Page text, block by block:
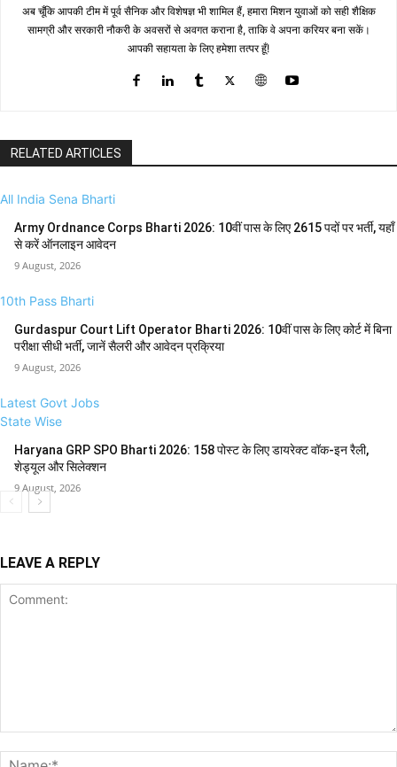
अब चूँकि आपकी टीम में पूर्व सैनिक और विशेषज्ञ भी शामिल हैं, हमारा मिशन युवाओं को सही शैक्षिक
सामग्री और सरकारी नौकरी के अवसरों से अवगत कराना है, ताकि वे अपना करियर बना सकें।
आपकी सहायता के लिए हमेशा तत्पर हूँ!
RELATED ARTICLES
All India Sena Bharti
Army Ordnance Corps Bharti 2026: 10वीं पास के लिए 2615 पदों पर भर्ती, यहाँ
से करें ऑनलाइन आवेदन
9 August, 2026
10th Pass Bharti
Gurdaspur Court Lift Operator Bharti 2026: 10वीं पास के लिए कोर्ट में बिना
परीक्षा सीधी भर्ती, जानें सैलरी और आवेदन प्रक्रिया
9 August, 2026
Latest Govt Jobs
State Wise
Haryana GRP SPO Bharti 2026: 158 पोस्ट के लिए डायरेक्ट वॉक-इन रैली,
शेड्यूल और सिलेक्शन
9 August, 2026
LEAVE A REPLY